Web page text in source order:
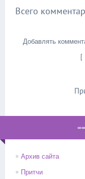
Всего
Добавлять
[
Архив сайта
Притчи